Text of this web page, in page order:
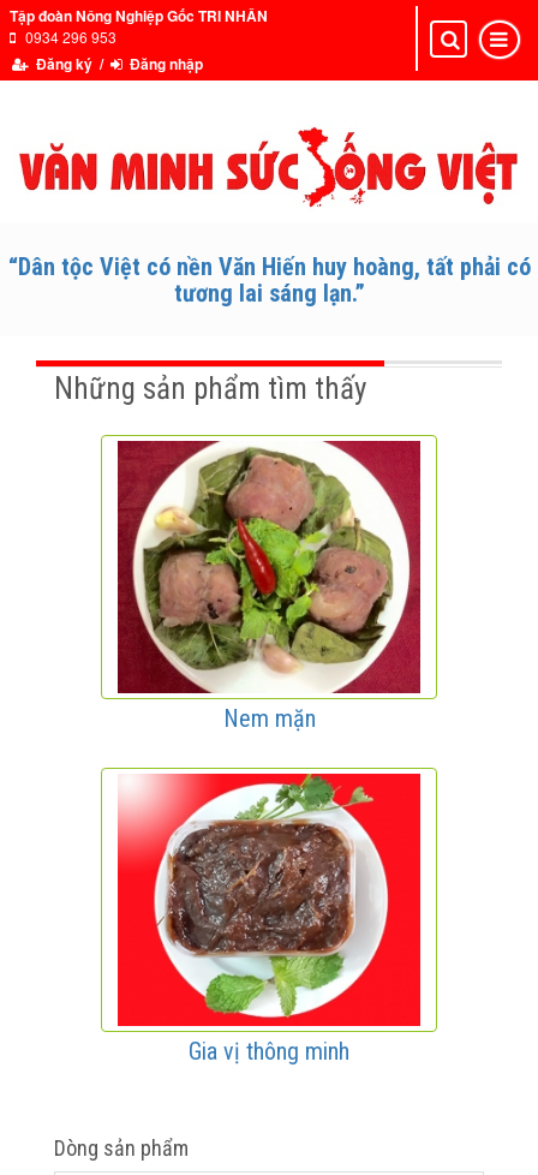
Tập đoàn Nông Nghiệp Gốc TRI NHÂN
0934 296 953
Đăng ký / Đăng nhập
Toggle
Toggle
navigation
“Dân tộc Việt có nền Văn Hiến huy hoàng, tất phải có
tương lai sáng lạn.”
Những sản phẩm tìm thấy
Nem mặn
Gia vị thông minh
Dòng sản phẩm